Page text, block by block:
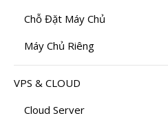
Chỗ Đặt Máy Chủ
Máy Chủ Riêng
VPS & CLOUD
Cloud Server